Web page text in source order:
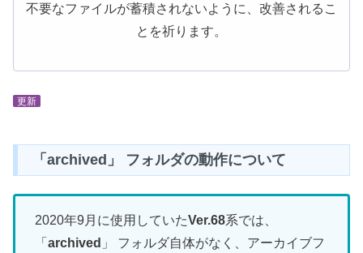
不要なファイルが蓄積されないように、改善されるこ
とを祈ります。
更新
「archived」 フォルダの動作について
2020年9月に使用していたVer.68系では、
「 archived 」 フォルダ自体がなく、アーカイブフ